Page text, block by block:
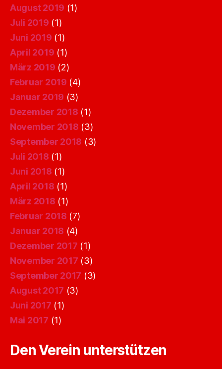
August 2019 (1)
Juli 2019 (1)
Juni 2019 (1)
April 2019 (1)
März 2019 (2)
Februar 2019 (4)
Januar 2019 (3)
Dezember 2018 (1)
November 2018 (3)
September 2018 (3)
Juli 2018 (1)
Juni 2018 (1)
April 2018 (1)
März 2018 (1)
Februar 2018 (7)
Januar 2018 (4)
Dezember 2017 (1)
November 2017 (3)
September 2017 (3)
August 2017 (3)
Juni 2017 (1)
Mai 2017 (1)
Den Verein unterstützen